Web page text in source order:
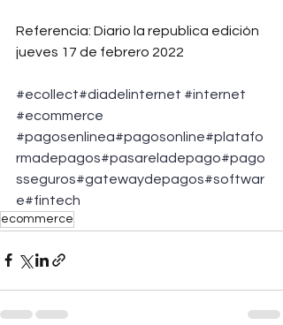
Referencia: Diario la republica edición
jueves 17 de febrero 2022
#ecollect#diadelinternet #internet
#ecommerce
#pagosenlinea#pagosonline#platafo
rmadepagos#pasareladepago#pago
sseguros#gatewaydepagos#softwar
e#fintech
ecommerce